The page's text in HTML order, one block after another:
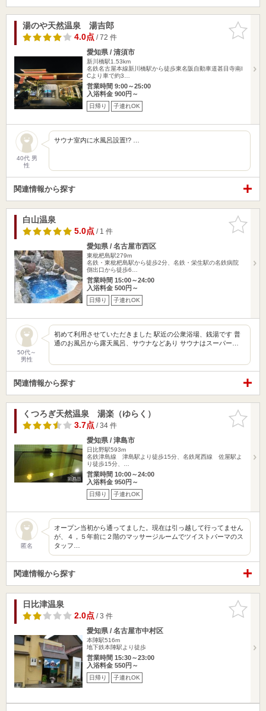
お気に入
りに追加
湯のや天然温泉 湯吉郎
4.0点/ 72 件
愛知県 / 清須市
新川橋駅1.53km
名鉄名古屋本線新川橋駅から徒歩東名阪自動車道甚目寺南I
Cより車で約3…
営業時間 9:00～25:00
入浴料金 900円～
日帰り 子連れOK
40代 男
性
サウナ室内に水風呂設置!? …
関連情報から探す
お気に入
りに追加
白山温泉
5.0点/ 1 件
愛知県 / 名古屋市西区
東枇杷島駅279m
名鉄・東枇杷島駅から徒歩2分、名鉄・栄生駅の名鉄病院
側出口から徒歩6…
営業時間 15:00～24:00
入浴料金 500円～
日帰り 子連れOK
50代～
男性
初めて利用させていただきました 駅近の公衆浴場、銭湯です 普
通のお風呂から露天風呂、サウナなどあり サウナはスーパー…
関連情報から探す
お気に入
りに追加
くつろぎ天然温泉 湯楽（ゆらく）
3.7点/ 34 件
愛知県 / 津島市
日比野駅593m
名鉄津島線 津島駅より徒歩15分、名鉄尾西線 佐屋駅よ
り徒歩15分、…
営業時間 10:00～24:00
入浴料金 950円～
日帰り 子連れOK
匿名
オープン当初から通ってました。現在は引っ越して行ってません
が、４，５年前に２階のマッサージルームでツイストパーマのス
タッフ…
関連情報から探す
お気に入
りに追加
日比津温泉
2.0点/ 3 件
愛知県 / 名古屋市中村区
本陣駅516m
地下鉄本陣駅より徒歩
営業時間 15:30～23:00
入浴料金 550円～
日帰り 子連れOK